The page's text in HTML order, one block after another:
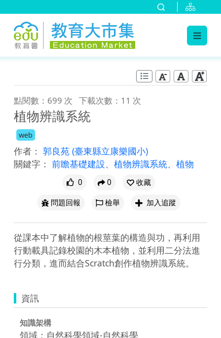
點閱數：699 次 下載次數：11 次
植物辨識系統
web
作者： 郭良苑 (臺東縣立康樂國小)
關鍵字： 前瞻基礎建設、 植物辨識系統、 植物
0 0
收藏
問題回報
檢舉 加入追蹤
從課本中了解植物的根莖葉的構造與功，再利用
行動載具記錄校園的木本植物，並利用二分法進
行分類，進而結合Scratch創作植物辨識系統。
資訊
知識架構
領域：自然科學領域-自然科學